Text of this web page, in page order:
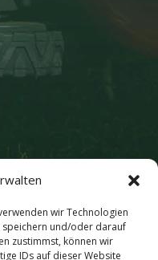
wir Technologien
und/oder darauf
zustimmst, können wir
IDs auf dieser Website